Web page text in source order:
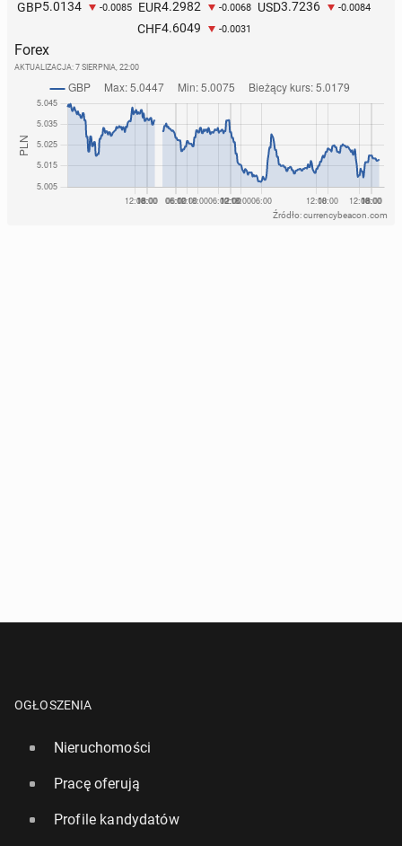
GBP5.0134 -0.0085 EUR4.2982 -0.0068 USD3.7236 -0.0084
CHF4.6049 -0.0031
Forex
AKTUALIZACJA: 7 SIERPNIA, 22:00
Źródło: currencybeacon.com
OGŁOSZENIA
Nieruchomości
Pracę oferują
Profile kandydatów